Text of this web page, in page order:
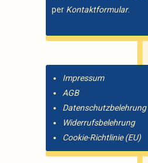
per Kontaktformular.
Impressum
AGB
Datenschutzbelehrung
Widerrufsbelehrung
Cookie-Richtlinie (EU)